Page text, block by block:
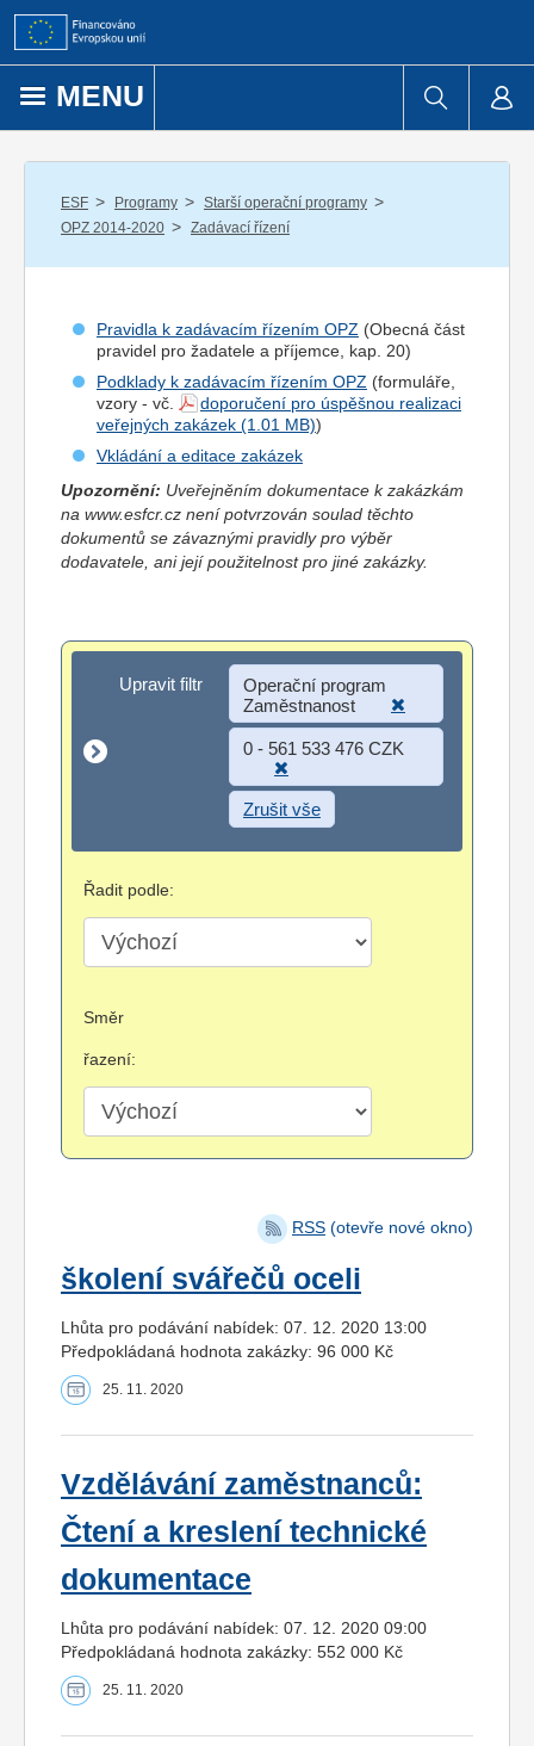
Přejít k obsahu
MENU
ESF / Programy / Starší operační programy /
OPZ 2014-2020 / Zadávací řízení
Pravidla k zadávacím řízením OPZ (Obecná část
pravidel pro žadatele a příjemce , kap. 20)
Podklady k zadávacím řízením OPZ (formuláře,
vzory - vč.
doporučení pro úspěšnou realizaci
veřejných zakázek
)
Vkládání a editace zakázek
Upozornění: Uveřejněním dokumentace k zakázkám
na www.esfcr.cz není potvrzován soulad těchto
dokumentů se závaznými pravidly pro výběr
dodavatele, ani její použitelnost pro jiné zakázky.
Upravit filtr
Upravit filtr
Operační program
Zaměstnanost
0 - 561 533 476 CZK
Zrušit vše
Řadit podle:
Směr
řazení:
RSS (otevře nové okno)
školení svářečů oceli
Lhůta pro podávání nabídek: 07. 12. 2020 13:00
Předpokládaná hodnota zakázky: 96 000 Kč
25. 11. 2020
Vzdělávání zaměstnanců:
Čtení a kreslení technické
dokumentace
Lhůta pro podávání nabídek: 07. 12. 2020 09:00
Předpokládaná hodnota zakázky: 552 000 Kč
25. 11. 2020